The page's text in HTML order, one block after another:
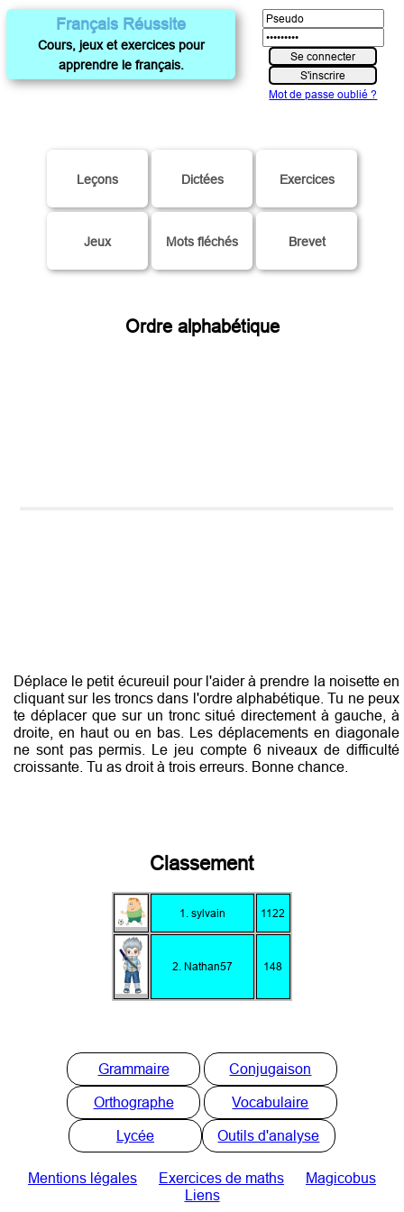
Français Réussite
Cours, jeux et exercices pour
apprendre le français.
Mot de passe oublié ?
Leçons Dictées Exercices
Jeux Mots fléchés Brevet
Ordre alphabétique
Déplace le petit écureuil pour l'aider à prendre la noisette en
cliquant sur les troncs dans l'ordre alphabétique. Tu ne peux
te déplacer que sur un tronc situé directement à gauche, à
droite, en haut ou en bas. Les déplacements en diagonale
ne sont pas permis. Le jeu compte 6 niveaux de difficulté
croissante. Tu as droit à trois erreurs. Bonne chance.
Classement
1. sylvain 1122
2. Nathan57 148
Grammaire Conjugaison
Orthographe Vocabulaire
Lycée Outils d'analyse
Mentions légales Exercices de maths
Magicobus
Liens